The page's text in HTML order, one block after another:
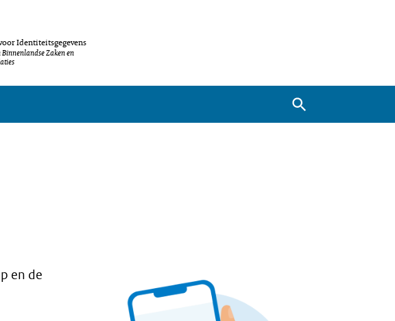
Identiteitsgegevens
Zaken en
Zoeken
en de